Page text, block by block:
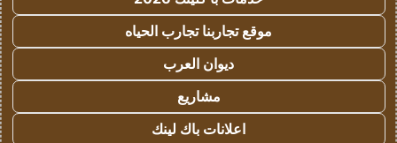
موقع تجاربنا تجارب الحياه
ديوان العرب
مشاريع
اعلانات باك لينك